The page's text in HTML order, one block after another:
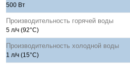
500 Вт
Производительность горячей воды
5 л/ч (92°C)
Производительность холодной воды
1 л/ч (15°C)